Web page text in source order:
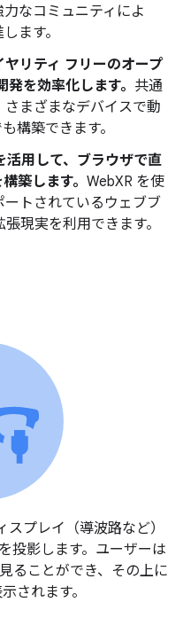
なコミュニティによ
ます。
リティ フリーのオープ
を効率化します。 共通
さまざまなデバイスで動
構築できます。
活用して、ブラウザで直
築します。 WebXR を使
トされているウェブブ
現実を利用できます。
プレイ（導波路など）
投影します。ユーザーは
ることができ、その上に
されます。